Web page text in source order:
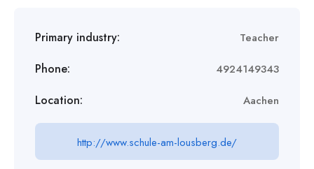
Primary industry: Teacher
Phone: 4924149343
Location: Aachen
http://www.schule-am-lousberg.de/